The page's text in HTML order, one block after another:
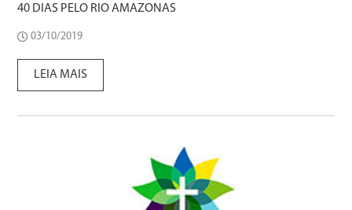
40 DIAS PELO RIO AMAZONAS
03/10/2019
LEIA MAIS